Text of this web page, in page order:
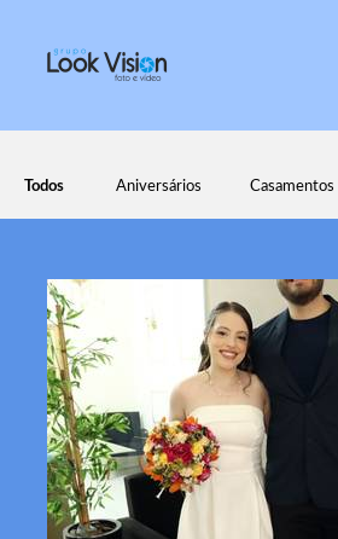
Todos Aniversários Casamentos